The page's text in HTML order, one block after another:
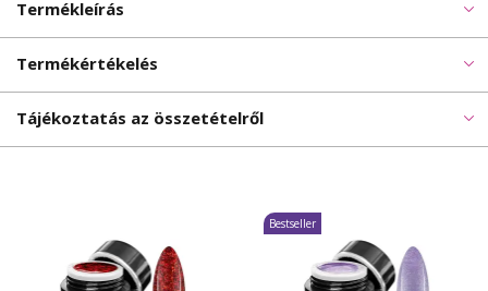
Termékleírás
Termékértékelés
Tájékoztatás az összetételről
Bestseller